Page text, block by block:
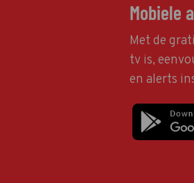
Mobiele
Met de
tv is,
en alerts